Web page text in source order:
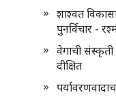
शाश्वत
पुनर्विचार -
वेगाची
दीक्षित